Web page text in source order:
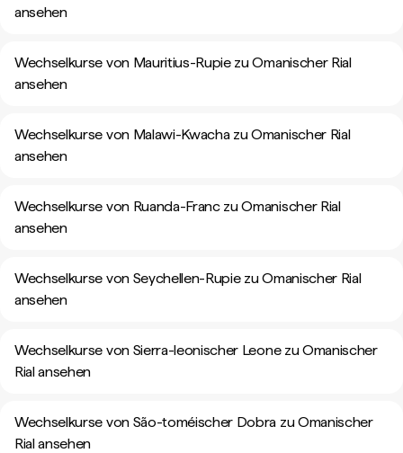
ansehen
Wechselkurse von Mauritius-Rupie zu Omanischer Rial
ansehen
Wechselkurse von Malawi-Kwacha zu Omanischer Rial
ansehen
Wechselkurse von Ruanda-Franc zu Omanischer Rial
ansehen
Wechselkurse von Seychellen-Rupie zu Omanischer Rial
ansehen
Wechselkurse von Sierra-leonischer Leone zu Omanischer
Rial ansehen
Wechselkurse von São-toméischer Dobra zu Omanischer
Rial ansehen